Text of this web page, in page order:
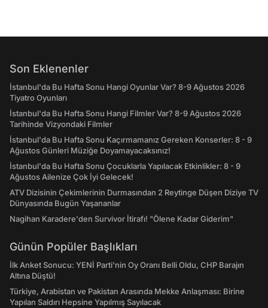
Son Eklenenler
İstanbul'da Bu Hafta Sonu Hangi Oyunlar Var? 8-9 Ağustos 2026
Tiyatro Oyunları
İstanbul'da Bu Hafta Sonu Hangi Filmler Var? 8-9 Ağustos 2026
Tarihinde Vizyondaki Filmler
İstanbul'da Bu Hafta Sonu Kaçırmamanız Gereken Konserler: 8 - 9
Ağustos Günleri Müziğe Doyamayacaksınız!
İstanbul'da Bu Hafta Sonu Çocuklarla Yapılacak Etkinlikler: 8 - 9
Ağustos Ailenize Çok İyi Gelecek!
ATV Dizisinin Çekimlerinin Durmasından 2 Reytinge Düşen Diziye TV
Dünyasında Bugün Yaşananlar
Nagihan Karadere'den Survivor İtirafı! "Ölene Kadar Giderim"
Günün Popüler Başlıkları
İlk Anket Sonucu: YENİ Parti'nin Oy Oranı Belli Oldu, CHP Barajın
Altına Düştü!
Türkiye, Arabistan ve Pakistan Arasında Mekke Anlaşması: Birine
Yapılan Saldırı Hepsine Yapılmış Sayılacak